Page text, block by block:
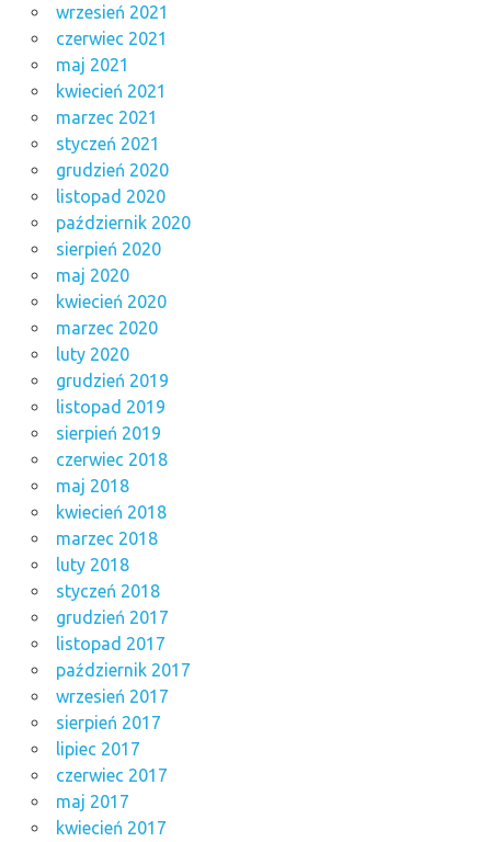
wrzesień 2021
czerwiec 2021
maj 2021
kwiecień 2021
marzec 2021
styczeń 2021
grudzień 2020
listopad 2020
październik 2020
sierpień 2020
maj 2020
kwiecień 2020
marzec 2020
luty 2020
grudzień 2019
listopad 2019
sierpień 2019
czerwiec 2018
maj 2018
kwiecień 2018
marzec 2018
luty 2018
styczeń 2018
grudzień 2017
listopad 2017
październik 2017
wrzesień 2017
sierpień 2017
lipiec 2017
czerwiec 2017
maj 2017
kwiecień 2017